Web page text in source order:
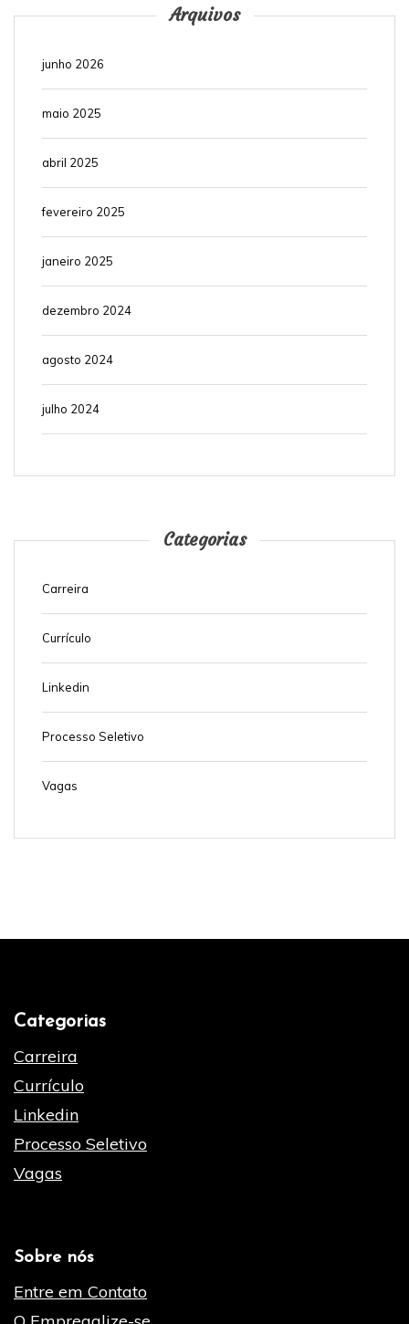
Arquivos
junho 2026
maio 2025
abril 2025
fevereiro 2025
janeiro 2025
dezembro 2024
agosto 2024
julho 2024
Categorias
Carreira
Currículo
Linkedin
Processo Seletivo
Vagas
Categorias
Carreira
Currículo
Linkedin
Processo Seletivo
Vagas
Sobre nós
Entre em Contato